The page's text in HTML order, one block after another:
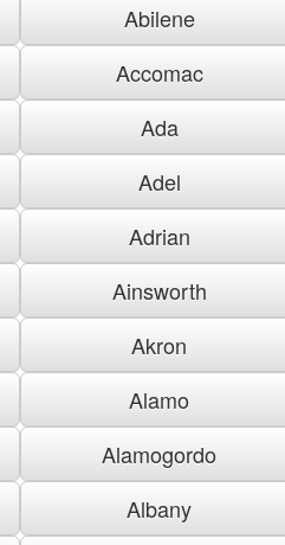
Abilene
Accomac
Ada
Adel
Adrian
Ainsworth
Akron
Alamo
Alamogordo
Albany